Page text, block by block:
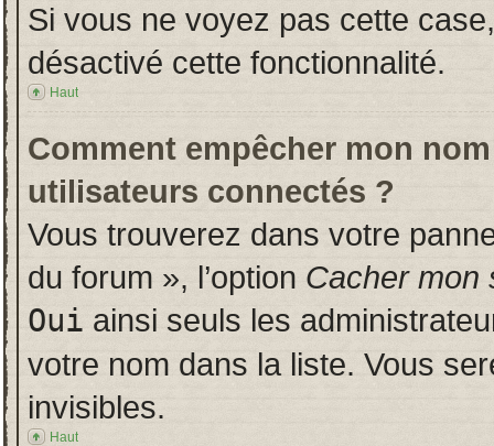
Si vous ne voyez pas cette
désactivé cette fonctionnalité.
Haut
Comment empêcher mon
utilisateurs connectés ?
Vous trouverez dans votre
du forum », l’option Cacher mon
Oui ainsi seuls les
votre nom dans la liste. Vous
invisibles.
Haut